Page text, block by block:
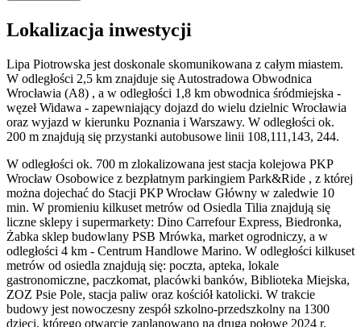
Lokalizacja inwestycji
Lipa Piotrowska jest doskonale skomunikowana z całym miastem.
W odległości 2,5 km znajduje się Autostradowa Obwodnica
Wrocławia (A8) , a w odległości 1,8 km obwodnica śródmiejska -
węzeł Widawa - zapewniający dojazd do wielu dzielnic Wrocławia
oraz wyjazd w kierunku Poznania i Warszawy. W odległości ok.
200 m znajdują się przystanki autobusowe linii 108,111,143, 244.
W odległości ok. 700 m zlokalizowana jest stacja kolejowa PKP
Wrocław Osobowice z bezpłatnym parkingiem Park&Ride , z której
można dojechać do Stacji PKP Wrocław Główny w zaledwie 10
min. W promieniu kilkuset metrów od Osiedla Tilia znajdują się
liczne sklepy i supermarkety: Dino Carrefour Express, Biedronka,
Żabka sklep budowlany PSB Mrówka, market ogrodniczy, a w
odległości 4 km - Centrum Handlowe Marino. W odległości kilkuset
metrów od osiedla znajdują się: poczta, apteka, lokale
gastronomiczne, paczkomat, placówki banków, Biblioteka Miejska,
ZOZ Psie Pole, stacja paliw oraz kościół katolicki. W trakcie
budowy jest nowoczesny zespół szkolno-przedszkolny na 1300
dzieci, którego otwarcie zaplanowano na drugą połowę 2024 r.